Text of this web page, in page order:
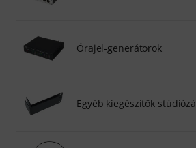
Órajel-generátorok
Egyéb kiegészítők